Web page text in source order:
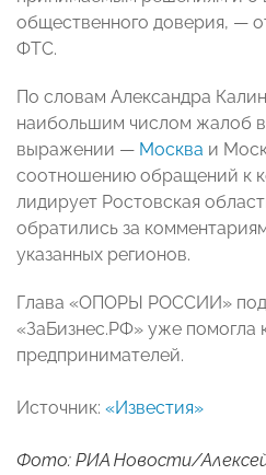
общественного доверия, —
ФТС.
По словам Александра
наибольшим числом жалоб
выражении — Москва и
соотношению обращений к
лидирует Ростовская
обратились за
указанных регионов.
Глава «ОПОРЫ РОССИИ»
«ЗаБизнес.РФ» уже помогла
предпринимателей.
Источник: «Известия»
Фото: РИА Новости/